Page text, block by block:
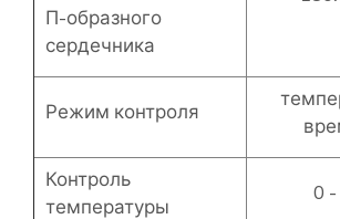
П-образного
сердечника
Режим контроля
Контроль
температуры
0